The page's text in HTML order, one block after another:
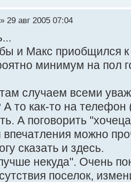
» 29 авг 2005 07:04
и Макс приобщился
минимум на пол
случаем всеми
то как-то на
А поговорить
впечатления можно
сказать и здесь.
некуда". Очень
поселок,